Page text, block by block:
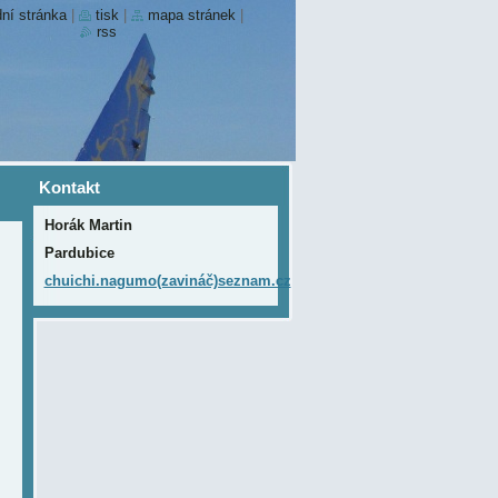
Kontakt
Horák Martin
Pardubice
chuichi.nagumo(zavináč)seznam.cz
stránka tisk mapa stránek
rss